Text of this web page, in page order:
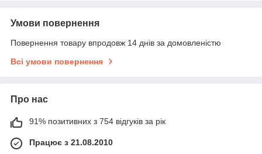
Умови повернення
Повернення товару впродовж 14 днів за домовленістю
Всі умови повернення
Про нас
91% позитивних з 754 відгуків за рік
Працює з 21.08.2010